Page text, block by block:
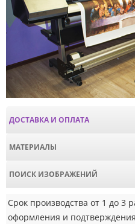
ДОСТАВКА И ОПЛАТА
МАТЕРИАЛЫ
ПОИСК ИЗОБРАЖЕНИЙ
Срок производства от 1 до 3
оформления и